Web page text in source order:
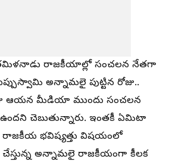
రాజకీయాల్లో సంచలన నేతగా
కుప్పుస్వామి అన్నామలై పుట్టిన రోజు..
ఆయన మీడియా ముందు సంచలన
చెబుతున్నారు. ఇంతకీ ఏమిటా
రాజకీయ భవిష్యత్తు విషయంలో
అన్నామలై రాజకీయంగా కీలక